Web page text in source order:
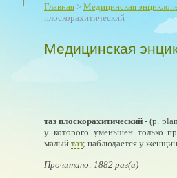
Главная > Медицинская
плоскорахитический
Медицинская
таз плоскорахитический - (р.
у которого уменьшен только
малый таз; наблюдается у
Прочитано: 1882 раз(а)